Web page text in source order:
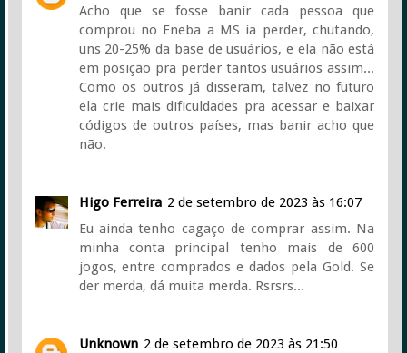
Acho que se fosse banir cada pessoa que
comprou no Eneba a MS ia perder, chutando,
uns 20-25% da base de usuários, e ela não está
em posição pra perder tantos usuários assim...
Como os outros já disseram, talvez no futuro
ela crie mais dificuldades pra acessar e baixar
códigos de outros países, mas banir acho que
não.
Higo Ferreira 2 de setembro de 2023 às 16:07
Eu ainda tenho cagaço de comprar assim. Na
minha conta principal tenho mais de 600
jogos, entre comprados e dados pela Gold. Se
der merda, dá muita merda. Rsrsrs...
Unknown 2 de setembro de 2023 às 21:50